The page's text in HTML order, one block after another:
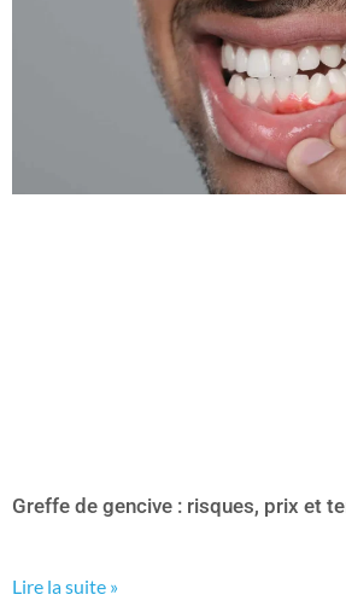
Greffe de gencive : risques, prix et
Lire la suite »